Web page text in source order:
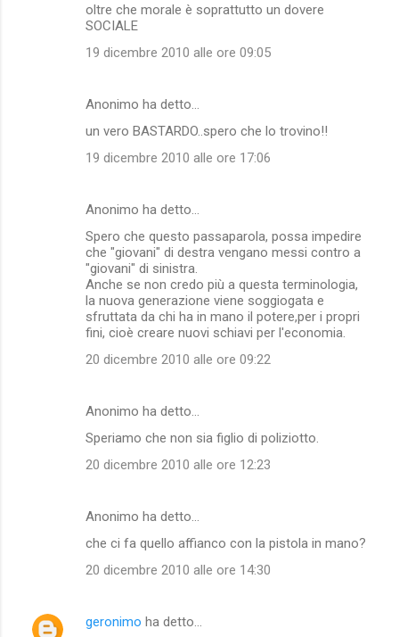
oltre che morale è soprattutto un dovere
SOCIALE
19 dicembre 2010 alle ore 09:05
Anonimo ha detto…
un vero BASTARDO..spero che lo trovino!!
19 dicembre 2010 alle ore 17:06
Anonimo ha detto…
Spero che questo passaparola, possa impedire
che "giovani" di destra vengano messi contro a
"giovani" di sinistra.
Anche se non credo più a questa terminologia,
la nuova generazione viene soggiogata e
sfruttata da chi ha in mano il potere,per i propri
fini, cioè creare nuovi schiavi per l'economia.
20 dicembre 2010 alle ore 09:22
Anonimo ha detto…
Speriamo che non sia figlio di poliziotto.
20 dicembre 2010 alle ore 12:23
Anonimo ha detto…
che ci fa quello affianco con la pistola in mano?
20 dicembre 2010 alle ore 14:30
geronimo ha detto…